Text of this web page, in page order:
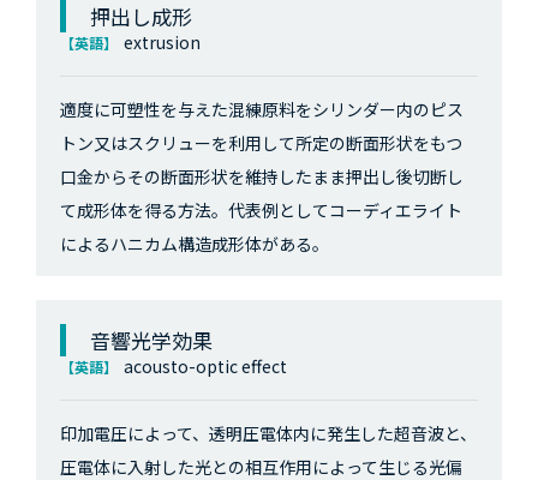
押出し成形
【英語】 extrusion
適度に可塑性を与えた混練原料をシリンダー内のピス
トン又はスクリューを利用して所定の断面形状をもつ
口金からその断面形状を維持したまま押出し後切断し
て成形体を得る方法。代表例としてコーディエライト
によるハニカム構造成形体がある。
音響光学効果
【英語】 acousto-optic effect
印加電圧によって、透明圧電体内に発生した超音波と、
圧電体に入射した光との相互作用によって生じる光偏